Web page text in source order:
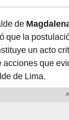
de
que la
un acto
acciones que
de Lima.